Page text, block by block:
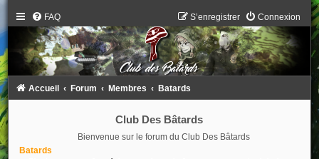
FAQ Connexion
S’enregistrer
Accueil Forum Membres Batards
Club Des Bâtards
Bienvenue sur le forum du Club Des Bâtards
Batards